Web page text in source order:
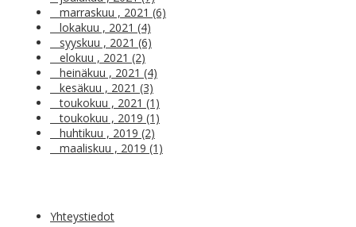
marraskuu , 2021 (6)
lokakuu , 2021 (4)
syyskuu , 2021 (6)
elokuu , 2021 (2)
heinäkuu , 2021 (4)
kesäkuu , 2021 (3)
toukokuu , 2021 (1)
toukokuu , 2019 (1)
huhtikuu , 2019 (2)
maaliskuu , 2019 (1)
Yhteystiedot